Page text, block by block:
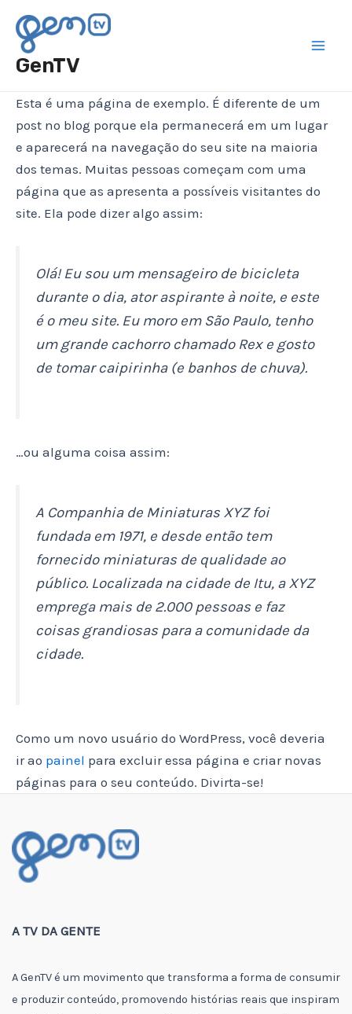
content
GenTV
Esta é uma página de exemplo. É diferente de um
post no blog porque ela permanecerá em um lugar
e aparecerá na navegação do seu site na maioria
dos temas. Muitas pessoas começam com uma
página que as apresenta a possíveis visitantes do
site. Ela pode dizer algo assim:
Olá! Eu sou um mensageiro de bicicleta
durante o dia, ator aspirante à noite, e este
é o meu site. Eu moro em São Paulo, tenho
um grande cachorro chamado Rex e gosto
de tomar caipirinha (e banhos de chuva).
…ou alguma coisa assim:
A Companhia de Miniaturas XYZ foi
fundada em 1971, e desde então tem
fornecido miniaturas de qualidade ao
público. Localizada na cidade de Itu, a XYZ
emprega mais de 2.000 pessoas e faz
coisas grandiosas para a comunidade da
cidade.
Como um novo usuário do WordPress, você deveria
ir ao painel para excluir essa página e criar novas
páginas para o seu conteúdo. Divirta-se!
A TV DA GENTE
A GenTV é um movimento que transforma a forma de consumir
e produzir conteúdo, promovendo histórias reais que inspiram